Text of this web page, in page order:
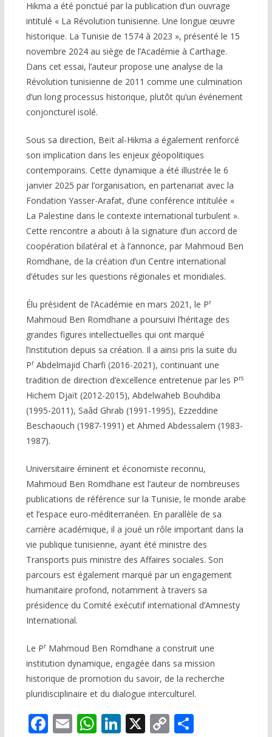
Hikma a été ponctué par la publication d’un ouvrage
intitulé « La Révolution tunisienne. Une longue œuvre
historique. La Tunisie de 1574 à 2023 », présenté le 15
novembre 2024 au siège de l’Académie à Carthage.
Dans cet essai, l’auteur propose une analyse de la
Révolution tunisienne de 2011 comme une culmination
d’un long processus historique, plutôt qu’un événement
conjoncturel isolé.
Sous sa direction, Beït al-Hikma a également renforcé
son implication dans les enjeux géopolitiques
contemporains. Cette dynamique a été illustrée le 6
janvier 2025 par l’organisation, en partenariat avec la
Fondation Yasser-Arafat, d’une conférence intitulée «
La Palestine dans le contexte international turbulent ».
Cette rencontre a abouti à la signature d’un accord de
coopération bilatéral et à l’annonce, par Mahmoud Ben
Romdhane, de la création d’un Centre international
d’études sur les questions régionales et mondiales.
Élu président de l’Académie en mars 2021, le Pr
Mahmoud Ben Romdhane a poursuivi l’héritage des
grandes figures intellectuelles qui ont marqué
l’institution depuis sa création. Il a ainsi pris la suite du
PrAbdelmajid Charfi (2016-2021), continuant une
tradition de direction d’excellence entretenue par les Prs
Hichem Djaït (2012-2015), Abdelwaheb Bouhdiba
(1995-2011), Saâd Ghrab (1991-1995), Ezzeddine
Beschaouch (1987-1991) et Ahmed Abdessalem (1983-
1987).
Universitaire éminent et économiste reconnu,
Mahmoud Ben Romdhane est l’auteur de nombreuses
publications de référence sur la Tunisie, le monde arabe
et l’espace euro-méditerranéen. En parallèle de sa
carrière académique, il a joué un rôle important dans la
vie publique tunisienne, ayant été ministre des
Transports puis ministre des Affaires sociales. Son
parcours est également marqué par un engagement
humanitaire profond, notamment à travers sa
présidence du Comité exécutif international d’Amnesty
International.
Le PrMahmoud Ben Romdhane a construit une
institution dynamique, engagée dans sa mission
historique de promotion du savoir, de la recherche
pluridisciplinaire et du dialogue interculturel.
F E W Li X C P